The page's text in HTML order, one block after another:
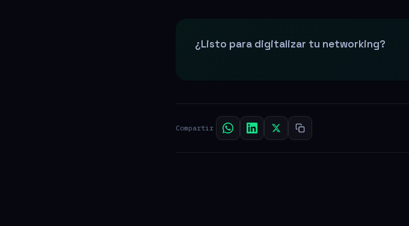
¿Listo para digitalizar tu networking?
Compartir